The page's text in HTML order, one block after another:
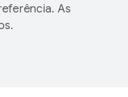
As